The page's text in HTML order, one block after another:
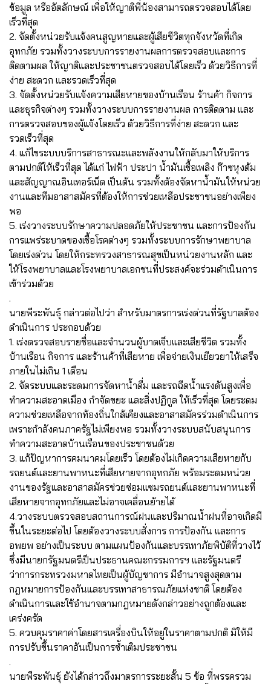
ข้อมูล หรืออัตลักษณ์ เพื่อให้ญาติพี่น้องสามารถตรวจสอบได้โดย
เร็วที่สุด
2. จัดตั้งหน่วยรับแจ้งคนสูญหายและผู้เสียชีวิตทุกจังหวัดที่เกิด
อุทกภัย รวมทั้งวางระบบการรายงานผลการตรวจสอบและการ
ติดตามผล ให้ญาติและประชาชนตรวจสอบได้โดยเร็ว ด้วยวิธีการที่
ง่าย สะดวก และรวดเร็วที่สุด
3. จัดตั้งหน่วยรับแจ้งความเสียหายของบ้านเรือน ร้านค้า กิจการ
และธุรกิจต่างๆ รวมทั้งวางระบบการรายงานผล การติดตาม และ
การตรวจสอบของผู้แจ้งโดยเร็ว ด้วยวิธีการที่ง่าย สะดวก และ
รวดเร็วที่สุด
4. แก้ไขระบบบริการสาธารณะและพลังงานให้กลับมาให้บริการ
ตามปกติให้เร็วที่สุด ได้แก่ ไฟฟ้า ประปา น้ำมันเชื้อเพลิง ก๊าซหุงต้ม
และสัญญาณอินเทอร์เน็ต เป็นต้น รวมทั้งต้องจัดหาน้ำมันให้หน่วย
งานและทีมอาสาสมัครที่ต้องให้การช่วยเหลือประชาชนอย่างเพียง
พอ
5. เร่งวางระบบรักษาความปลอดภัยให้ประชาชน และการป้องกัน
การแพร่ระบาดของเชื้อโรคต่างๆ รวมทั้งระบบการรักษาพยาบาล
โดยเร่งด่วน โดยให้กระทรวงสาธารณสุขเป็นหน่วยงานหลัก และ
ให้โรงพยาบาลและโรงพยาบาลเอกชนที่ประสงค์จะร่วมดำเนินการ
เข้าร่วมด้วย
.
นายพีระพันธุ์ กล่าวต่อไปว่า สำหรับมาตรการเร่งด่วนที่รัฐบาลต้อง
ดำเนินการ ประกอบด้วย
1. เร่งตรวจสอบรายชื่อและจำนวนผู้บาดเจ็บและเสียชีวิต รวมทั้ง
บ้านเรือน กิจการ และร้านค้าที่เสียหาย เพื่อจ่ายเงินเยียวยาให้เสร็จ
ภายในไม่เกิน 1 เดือน
2. จัดระบบและระดมการจัดหาน้ำดื่ม และรถฉีดน้ำแรงดันสูงเพื่อ
ทำความสะอาดเมือง กำจัดขยะ และสิ่งปฏิกูล ให้เร็วที่สุด โดยระดม
ความช่วยเหลือจากท้องถิ่นใกล้เคียงและอาสาสมัครร่วมดำเนินการ
เพราะกำลังคนภาครัฐไม่เพียงพอ รวมทั้งวางระบบสนับสนุนการ
ทำความสะอาดบ้านเรือนของประชาชนด้วย
3. แก้ปัญหาการคมนาคมโดยเร็ว โดยต้องไม่เกิดความเสียหายกับ
รถยนต์และยานพาหนะที่เสียหายจากอุทกภัย พร้อมระดมหน่วย
งานของรัฐและอาสาสมัครช่วยซ่อมแซมรถยนต์และยานพาหนะที่
เสียหายจากอุทกภัยและไม่อาจเคลื่อนย้ายได้
4.วางระบบตรวจสอบสถานการณ์ฝนและปริมาณน้ำฝนที่อาจเกิดมี
ขึ้นในระยะต่อไป โดยต้องวางระบบสั่งการ การป้องกัน และการ
อพยพ อย่างเป็นระบบ ตามแผนป้องกันและบรรเทาภัยพิบัติที่วางไว้
ซึ่งมีนายกรัฐมนตรีเป็นประธานคณะกรรมการฯ และรัฐมนตรี
ว่าการกระทรวงมหาดไทยเป็นผู้บัญชาการ มีอำนาจสูงสุดตาม
กฎหมายการป้องกันและบรรเทาสาธารณภัยแห่งชาติ โดยต้อง
ดำเนินการและใช้อำนาจตามกฎหมายดังกล่าวอย่างถูกต้องและ
เคร่งครัด
5. ควบคุมราคาค่าโดยสารเครื่องบินให้อยู่ในราคาตามปกติ มิให้มี
การปรับขึ้นราคาอันเป็นการซ้ำเติมประชาชน
.
นายพีระพันธุ์ ยังได้กล่าวถึงมาตรการระยะสั้น 5 ข้อ ที่พรรครวม